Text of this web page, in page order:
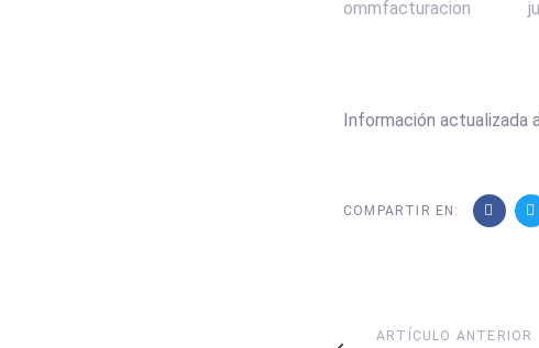
ommfacturacion
Información actualizada
COMPARTIR EN:
Artículo
ARTÍCULO ANTERIOR